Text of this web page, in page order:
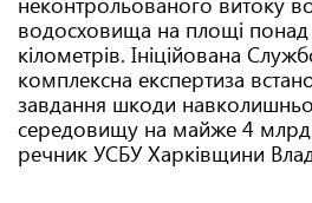
водосховища на площі понад
кілометрів. Ініційована
комплексна експертиза
завдання шкоди
середовищу на майже 4
речник УСБУ Харківщини